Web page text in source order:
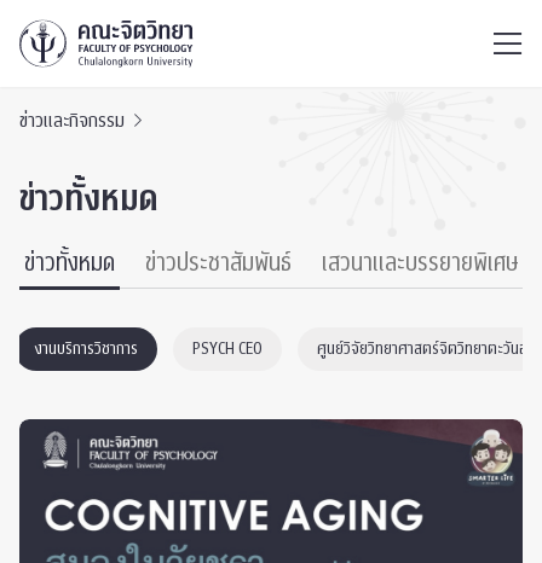
ข่าวและกิจกรรม
ข่าวทั้งหมด
ข่าวทั้งหมด ข่าวประชาสัมพันธ์ เสวนาและบรรยายพิเศษ
งานบริการวิชาการ PSYCH CEO ศูนย์วิจัยวิทยาศาสตร์จิตวิทยาตะวันอ